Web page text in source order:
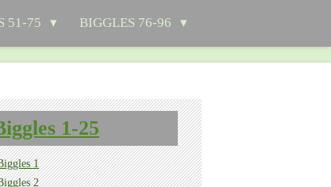
51-75 BIGGLES 76-96
1-25
1
2